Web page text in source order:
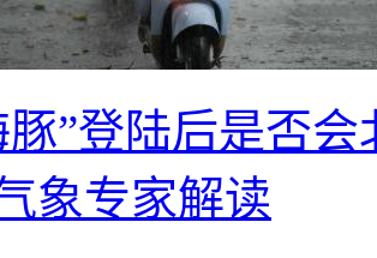
豚”登陆后是否
象专家解读